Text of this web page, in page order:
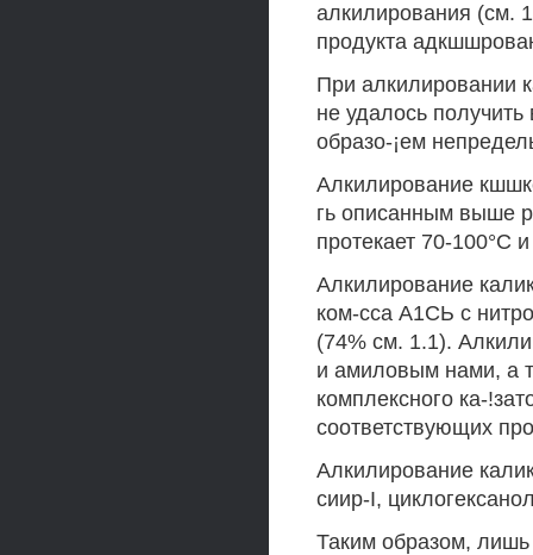
алкилирования (см.
продукта
При алкилировании
не удалось
образо-¡ем
Алкилирование
гь описанным выше
протекает 70-100°С
Алкилирование
ком-сса А1СЬ с
(74% см. 1.1).
и амиловым нами, а
комплексного ка-
соответствующих
Алкилирование
сиир-I,
Таким образом,